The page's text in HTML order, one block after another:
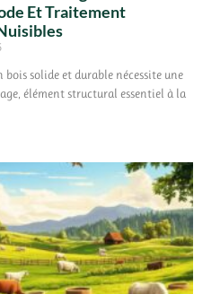
Et Traitement
solide et durable nécessite une
élément structural essentiel à la